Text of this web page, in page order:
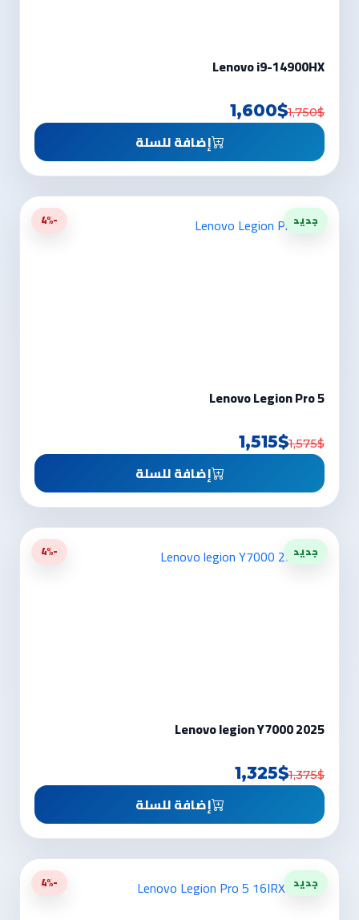
Lenovo i9-14900HX
1,750$
1,600$
إضافة للسلة
جديد -4%
Lenovo Legion Pro 5
1,575$
1,515$
إضافة للسلة
جديد -4%
Lenovo legion Y7000 2025
1,375$
1,325$
إضافة للسلة
جديد -4%